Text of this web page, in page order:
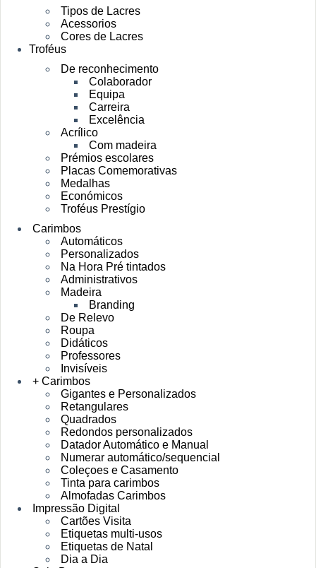
Tipos de Lacres
Acessorios
Cores de Lacres
Troféus
De reconhecimento
Colaborador
Equipa
Carreira
Excelência
Acrílico
Com madeira
Prémios escolares
Placas Comemorativas
Medalhas
Económicos
Troféus Prestígio
Carimbos
Automáticos
Personalizados
Na Hora Pré tintados
Administrativos
Madeira
Branding
De Relevo
Roupa
Didáticos
Professores
Invisíveis
+ Carimbos
Gigantes e Personalizados
Retangulares
Quadrados
Redondos personalizados
Datador Automático e Manual
Numerar automático/sequencial
Coleçoes e Casamento
Tinta para carimbos
Almofadas Carimbos
Impressão Digital
Cartões Visita
Etiquetas multi-usos
Etiquetas de Natal
Dia a Dia